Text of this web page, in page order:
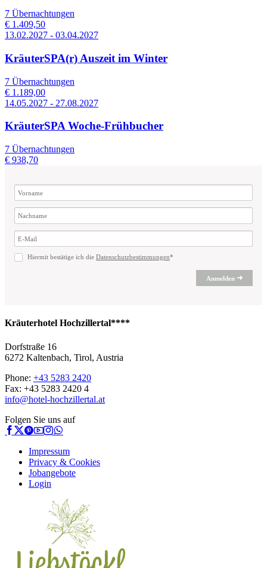
7 Übernachtungen
€ 1.409,50
13.02.2027 - 03.04.2027
KräuterSPA(r) Auszeit im Winter
7 Übernachtungen
€ 1.189,00
14.05.2027 - 27.08.2027
KräuterSPA Woche-Frühbucher
7 Übernachtungen
€ 938,70
Hiermit bestätige ich die Datenschutzbestimmungen*
Anmelden
Kräuterhotel Hochzillertal****
Dorfstraße 16
6272 Kaltenbach, Tirol, Austria
Phone: +43 5283 2420
Fax: +43 5283 2420 4
info@hotel-hochzillertal.at
Folgen Sie uns auf
Impressum
Privacy & Cookies
Jobangebote
Login